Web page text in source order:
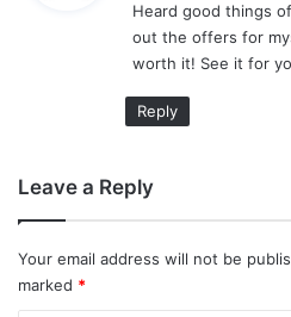
s
:
Heard good things
out the offers for
worth it! See it for
Reply
Leave a Reply
Your email address will not be
marked *